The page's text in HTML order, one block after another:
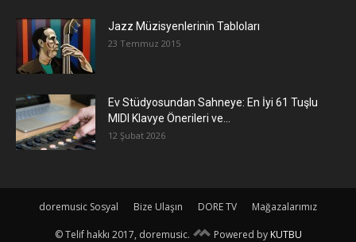
Jazz Müzisyenlerinin Tabloları
23 Temmuz 2015
Ev Stüdyosundan Sahneye: En İyi 61 Tuşlu
MIDI Klavye Önerileri ve...
12 Şubat 2026
doremusic Sosyal Bize Ulaşın DORE TV Mağazalarımız
© Telif hakkı 2017, doremusic. Powered by KUTBU